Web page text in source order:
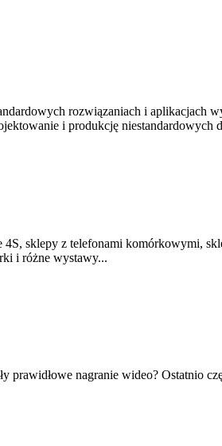
rozwiązaniach i aplikacjach
i produkcję niestandardowych
4S, sklepy z telefonami komórkowymi,
i różne wystawy...
prawidłowe nagranie wideo? Ostatnio